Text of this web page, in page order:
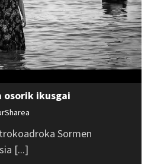
osorik ikusgai
Sormen
[...]